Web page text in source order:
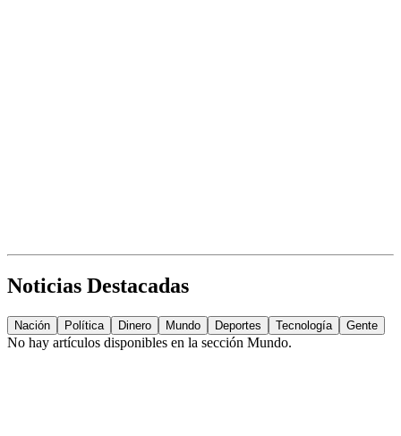
Noticias Destacadas
Nación Política Dinero Mundo Deportes Tecnología Gente
No hay artículos disponibles en la sección Mundo.